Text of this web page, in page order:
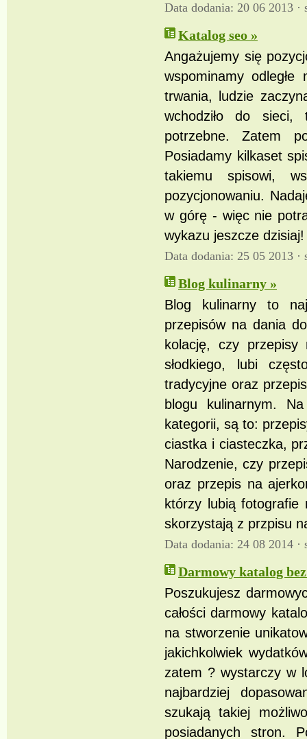
Data dodania: 20 06 2013 ·
Katalog seo »
Angażujemy się
wspominamy odległe
trwania, ludzie
wchodziło do sieci,
potrzebne. Zatem
Posiadamy kilkaset
takiemu spisowi,
pozycjonowaniu.
w górę - więc nie
wykazu jeszcze dzisiaj!
Data dodania: 25 05 2013 ·
Blog kulinarny »
Blog kulinarny to
przepisów na dania
kolację, czy przepisy
słodkiego, lubi
tradycyjne oraz
blogu kulinarnym.
kategorii, są to:
ciastka i ciasteczka,
Narodzenie, czy
oraz przepis na
którzy lubią
skorzystają z przpisu
Data dodania: 24 08 2014 ·
Darmowy katalog
Poszukujesz
całości darmowy
na stworzenie
jakichkolwiek
zatem ? wystarczy w
najbardziej
szukają takiej
posiadanych stron.